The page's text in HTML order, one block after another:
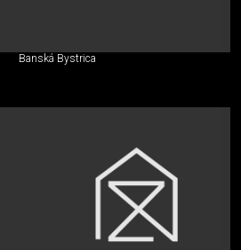
Banská Bystrica